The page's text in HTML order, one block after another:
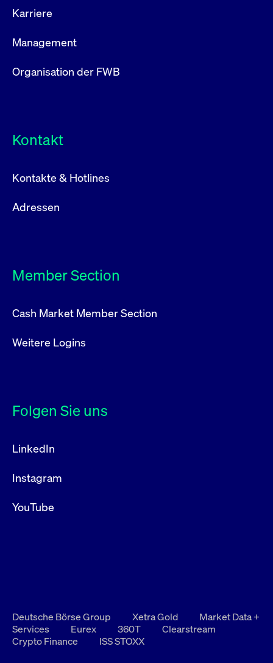
Karriere
Management
Organisation der FWB
Kontakt
Kontakte & Hotlines
Adressen
Member Section
Cash Market Member Section
Weitere Logins
Folgen Sie uns
LinkedIn
Instagram
YouTube
Deutsche Börse Group Xetra Gold
Market Data +
Services
Eurex 360T
Clearstream
Crypto Finance
ISS STOXX